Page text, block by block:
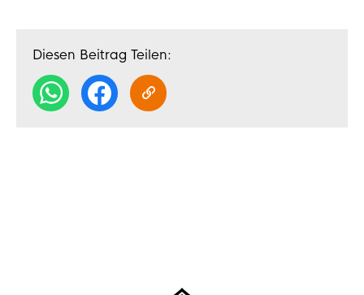
Diesen Beitrag Teilen: